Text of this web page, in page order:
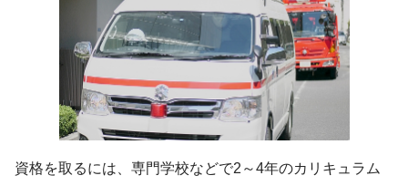
資格を取るには、専門学校などで2～4年のカリキュラム